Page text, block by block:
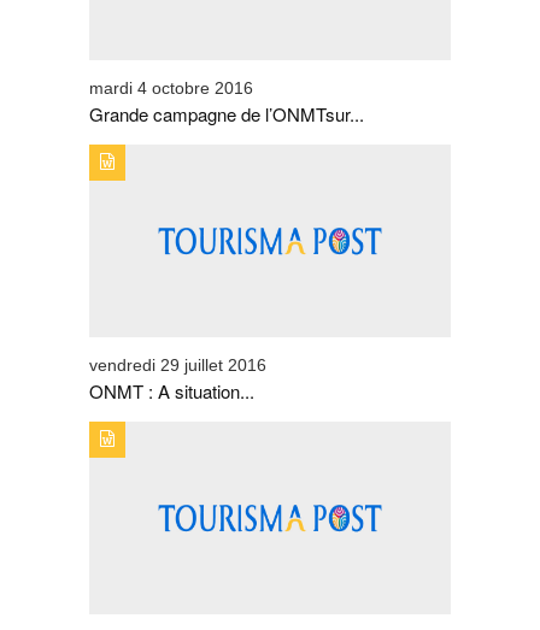
mardi 4 octobre 2016
Grande campagne de l’ONMTsur...
EXCEPTIONNEL !
vendredi 29 juillet 2016
ONMT : A situation...